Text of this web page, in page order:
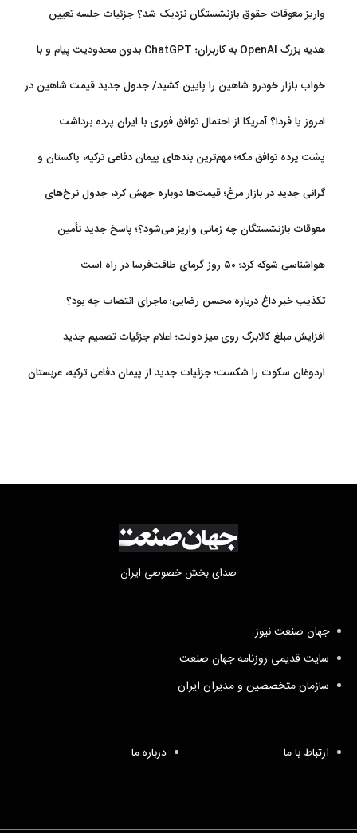
واریز معوقات حقوق بازنشستگان نزدیک شد؟ جزئیات جلسه تعیین
هدیه بزرگ OpenAI به کاربران؛ ChatGPT بدون محدودیت پیام و با
خواب بازار خودرو شاهین را پایین کشید/ جدول جدید قیمت شاهین در
امروز یا فردا؟ آمریکا از احتمال توافق فوری با ایران پرده برداشت
پشت پرده توافق مکه؛ مهم‌ترین بندهای پیمان دفاعی ترکیه، پاکستان و
گرانی جدید در بازار مرغ؛ قیمت‌ها دوباره جهش کرد، جدول نرخ‌های
معوقات بازنشستگان چه زمانی واریز می‌شود؟؛ پاسخ جدید تأمین
هواشناسی شوکه کرد؛ ۵۰ روز گرمای طاقت‌فرسا در راه است
تکذیب خبر داغ درباره محسن رضایی؛ ماجرای انتصاب چه بود؟
افزایش مبلغ کالابرگ روی میز دولت؛ اعلام جزئیات تصمیم جدید
اردوغان سکوت را شکست؛ جزئیات جدید از پیمان دفاعی ترکیه، عربستان
صدای بخش خصوصی ایران
جهان صنعت نیوز
سایت قدیمی روزنامه جهان صنعت
سازمان متخصصین و مدیران ایران
ارتباط با ما درباره ما